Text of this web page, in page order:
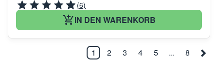
(6)
IN DEN WARENKORB
1 2 3 4 5 ... 8